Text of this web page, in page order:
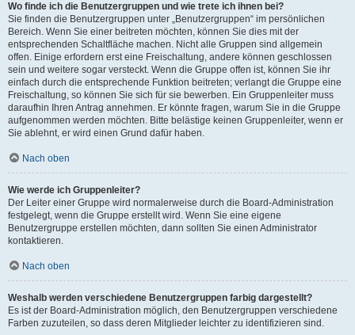
Wo finde ich die Benutzergruppen und wie trete ich ihnen bei?
Sie finden die Benutzergruppen unter „Benutzergruppen“ im persönlichen
Bereich. Wenn Sie einer beitreten möchten, können Sie dies mit der
entsprechenden Schaltfläche machen. Nicht alle Gruppen sind allgemein
offen. Einige erfordern erst eine Freischaltung, andere können geschlossen
sein und weitere sogar versteckt. Wenn die Gruppe offen ist, können Sie ihr
einfach durch die entsprechende Funktion beitreten; verlangt die Gruppe eine
Freischaltung, so können Sie sich für sie bewerben. Ein Gruppenleiter muss
daraufhin Ihren Antrag annehmen. Er könnte fragen, warum Sie in die Gruppe
aufgenommen werden möchten. Bitte belästige keinen Gruppenleiter, wenn er
Sie ablehnt, er wird einen Grund dafür haben.
Nach oben
Wie werde ich Gruppenleiter?
Der Leiter einer Gruppe wird normalerweise durch die Board-Administration
festgelegt, wenn die Gruppe erstellt wird. Wenn Sie eine eigene
Benutzergruppe erstellen möchten, dann sollten Sie einen Administrator
kontaktieren.
Nach oben
Weshalb werden verschiedene Benutzergruppen farbig dargestellt?
Es ist der Board-Administration möglich, den Benutzergruppen verschiedene
Farben zuzuteilen, so dass deren Mitglieder leichter zu identifizieren sind.